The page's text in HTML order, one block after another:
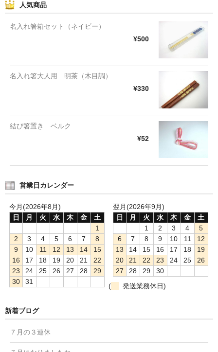
人気商品
名入れ箸箱セット（ネイビー）
¥500
名入れ箸大人用 明茶（木目調）
¥330
結び箸置き ベルク
¥52
営業日カレンダー
今月(2026年8月)
日
月 火 水 木 金
土
1
2
3 4 5 6 7
8
9
10 11 12 13 14
15
16
17 18 19 20 21
22
23
24 25 26 27 28
29
30
31
翌月(2026年9月)
日
月 火 水 木 金
土
1
2 3 4
5
6
7 8 9 10 11
12
13
14 15 16 17 18
19
20
21 22 23 24 25
26
27
28 29
30
(
発送業務休日)
新着ブログ
７月の３連休